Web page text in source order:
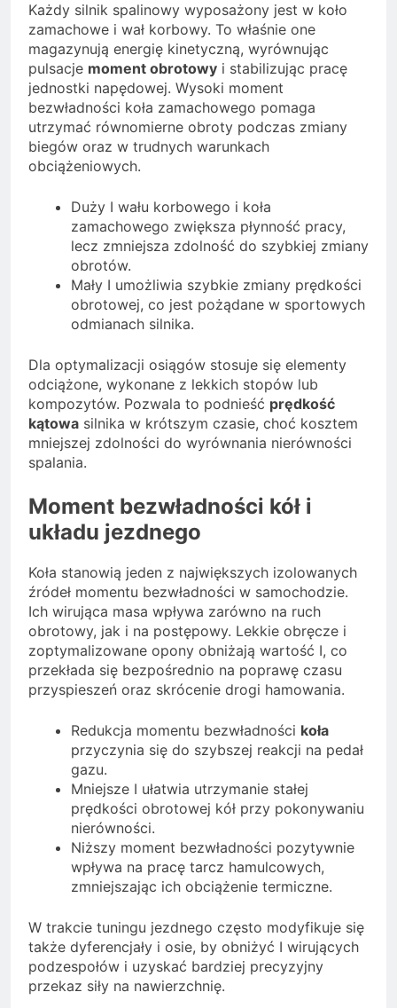
Każdy silnik spalinowy wyposażony jest w koło
zamachowe i wał korbowy. To właśnie one
magazynują energię kinetyczną, wyrównując
pulsacje moment obrotowy i stabilizując pracę
jednostki napędowej. Wysoki moment
bezwładności koła zamachowego pomaga
utrzymać równomierne obroty podczas zmiany
biegów oraz w trudnych warunkach
obciążeniowych.
Duży I wału korbowego i koła
zamachowego zwiększa płynność pracy,
lecz zmniejsza zdolność do szybkiej zmiany
obrotów.
Mały I umożliwia szybkie zmiany prędkości
obrotowej, co jest pożądane w sportowych
odmianach silnika.
Dla optymalizacji osiągów stosuje się elementy
odciążone, wykonane z lekkich stopów lub
kompozytów. Pozwala to podnieść prędkość
kątowa silnika w krótszym czasie, choć kosztem
mniejszej zdolności do wyrównania nierówności
spalania.
Moment bezwładności kół i
układu jezdnego
Koła stanowią jeden z największych izolowanych
źródeł momentu bezwładności w samochodzie.
Ich wirująca masa wpływa zarówno na ruch
obrotowy, jak i na postępowy. Lekkie obręcze i
zoptymalizowane opony obniżają wartość I, co
przekłada się bezpośrednio na poprawę czasu
przyspieszeń oraz skrócenie drogi hamowania.
Redukcja momentu bezwładności koła
przyczynia się do szybszej reakcji na pedał
gazu.
Mniejsze I ułatwia utrzymanie stałej
prędkości obrotowej kół przy pokonywaniu
nierówności.
Niższy moment bezwładności pozytywnie
wpływa na pracę tarcz hamulcowych,
zmniejszając ich obciążenie termiczne.
W trakcie tuningu jezdnego często modyfikuje się
także dyferencjały i osie, by obniżyć I wirujących
podzespołów i uzyskać bardziej precyzyjny
przekaz siły na nawierzchnię.